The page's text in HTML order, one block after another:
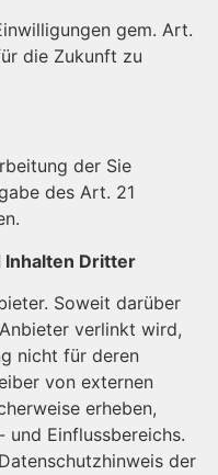
gem. Art.
die Zukunft zu
der Sie
des Art. 21
Inhalten Dritter
Soweit darüber
verlinkt wird,
nicht für deren
von externen
erheben,
und Einflussbereichs.
der